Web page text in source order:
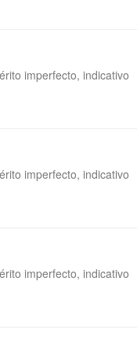
imperfecto, indicativo
imperfecto, indicativo
imperfecto, indicativo